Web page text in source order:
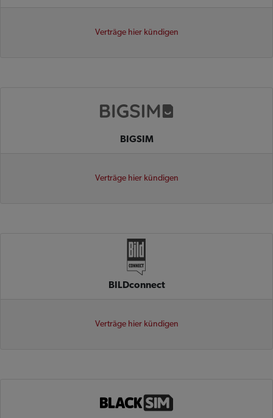
Verträge hier kündigen
BIGSIM
Verträge hier kündigen
BILDconnect
Verträge hier kündigen